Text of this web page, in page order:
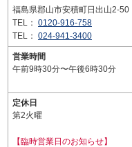
福島県郡山市安積町日出山2-50
TEL： 0120-916-758
TEL： 024-941-3400
営業時間
午前9時30分〜午後6時30分
定休日
第2火曜
【臨時営業日のお知らせ】